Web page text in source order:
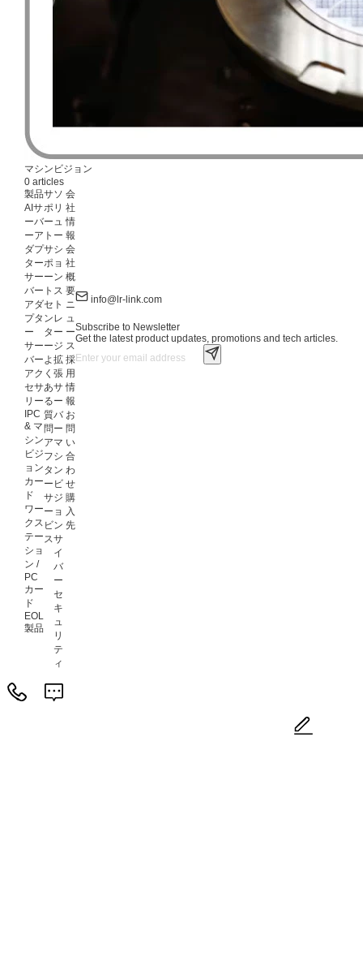
マシンビジョン
0 articles
製品
AIサ
ーバ
ーア
ダプ
ター
サー
バー
アダ
プタ
ー
サー
バー
アク
セサ
リー
IPC
& マ
シン
ビジ
ョン
カー
ド
ワー
クス
テー
ショ
ン /
PC
カー
ド
EOL
製品
サ
ポ
ー
ト
サ
ポ
ー
ト
セ
ン
タ
ー
よ
く
あ
る
質
問
ア
フ
タ
ー
サ
ー
ビ
ス
ソ
リ
ュ
ー
シ
ョ
ン
ス
ト
レ
ー
ジ
拡
張
サ
ー
バ
ー
マ
シ
ン
ビ
ジ
ョ
ン
サ
イ
バ
ー
セ
キ
ュ
リ
テ
ィ
会
社
情
報
会
社
概
要
ニ
ュ
ー
ス
採
用
情
報
お
問
い
合
わ
せ
購
入
先
info@lr-link.com
Subscribe to Newsletter
Get the latest product updates, promotions and tech articles.